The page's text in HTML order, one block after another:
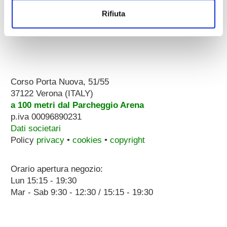
Rifiuta
Corso Porta Nuova, 51/55
37122 Verona (ITALY)
a 100 metri dal Parcheggio Arena
p.iva 00096890231
Dati societari
Policy privacy• cookies • copyright
Orario apertura negozio:
Lun 15:15 - 19:30
Mar - Sab 9:30 - 12:30 / 15:15 - 19:30